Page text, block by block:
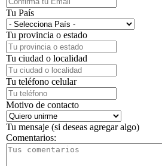
Tu País
Tu provincia o estado
Tu ciudad o localidad
Tu teléfono celular
Motivo de contacto
Tu mensaje (si deseas agregar algo)
Comentarios: